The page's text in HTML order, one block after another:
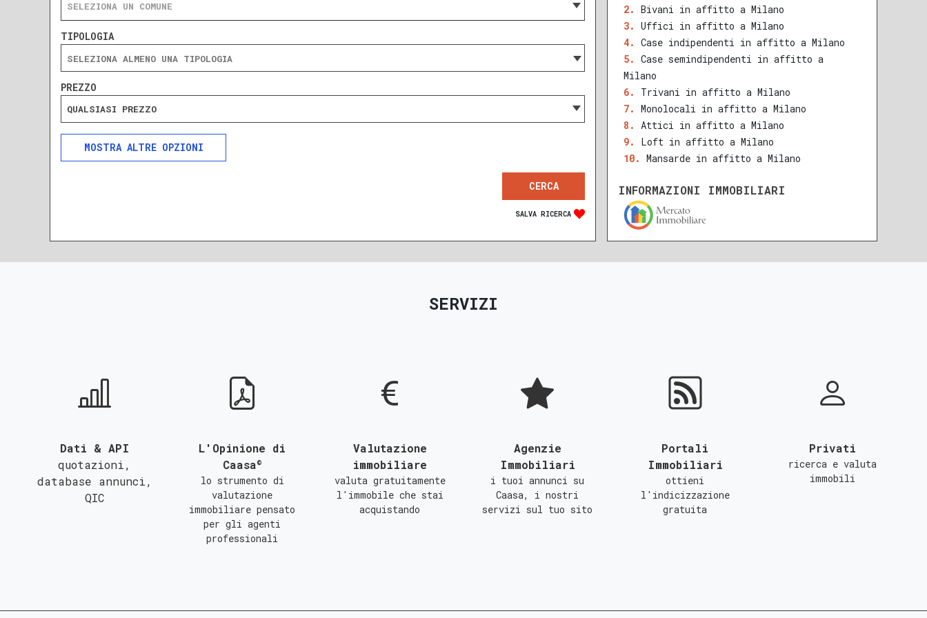
SELEZIONA UN COMUNE
TIPOLOGIA
PREZZO
QUALSIASI PREZZO
ALTRE OPZIONI
RISTRUTTURATO
A C E G
SALVA RICERCA
Bivani in affitto a Milano
Uffici in affitto a Milano
Case indipendenti in affitto a Milano
Case semindipendenti in affitto a
Milano
Trivani in affitto a Milano
Monolocali in affitto a Milano
Attici in affitto a Milano
Loft in affitto a Milano
Mansarde in affitto a Milano
INFORMAZIONI IMMOBILIARI
SERVIZI
Dati & API
quotazioni,
database annunci,
QIC
L'Opinione di
Caasa©
lo strumento di
valutazione
immobiliare pensato
per gli agenti
professionali
Valutazione
immobiliare
valuta gratuitamente
l'immobile che stai
acquistando
Agenzie
Immobiliari
i tuoi annunci su
Caasa, i nostri
servizi sul tuo sito
Portali
Immobiliari
ottieni
l'indicizzazione
gratuita
Privati
ricerca e valuta
immobili